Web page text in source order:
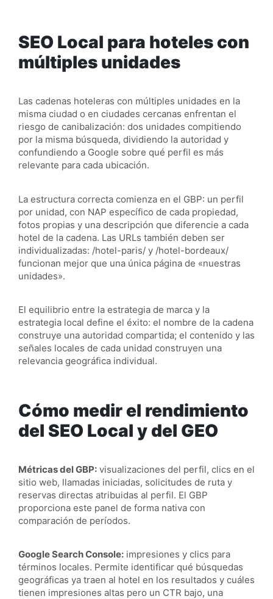
SEO Local para hoteles con
múltiples unidades
Las cadenas hoteleras con múltiples unidades en la
misma ciudad o en ciudades cercanas enfrentan el
riesgo de canibalización: dos unidades compitiendo
por la misma búsqueda, dividiendo la autoridad y
confundiendo a Google sobre qué perfil es más
relevante para cada ubicación.
La estructura correcta comienza en el GBP: un perfil
por unidad, con NAP específico de cada propiedad,
fotos propias y una descripción que diferencie a cada
hotel de la cadena. Las URLs también deben ser
individualizadas: /hotel-paris/ y /hotel-bordeaux/
funcionan mejor que una única página de «nuestras
unidades».
El equilibrio entre la estrategia de marca y la
estrategia local define el éxito: el nombre de la cadena
construye una autoridad compartida; el contenido y las
señales locales de cada unidad construyen una
relevancia geográfica individual.
Cómo medir el rendimiento
del SEO Local y del GEO
Métricas del GBP: visualizaciones del perfil, clics en el
sitio web, llamadas iniciadas, solicitudes de ruta y
reservas directas atribuidas al perfil. El GBP
proporciona este panel de forma nativa con
comparación de períodos.
Google Search Console: impresiones y clics para
términos locales. Permite identificar qué búsquedas
geográficas ya traen al hotel en los resultados y cuáles
tienen impresiones altas pero un CTR bajo, una